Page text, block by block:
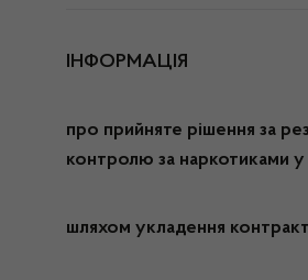
ІНФОРМАЦІЯ
про прийняте рішення за
контролю за наркотиками у
шляхом укладення